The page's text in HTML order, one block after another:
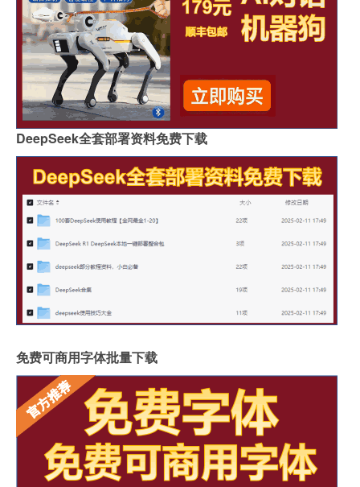
DeepSeek全套部署资料免费下载
免费可商用字体批量下载